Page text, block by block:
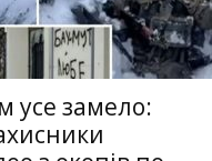
усе замело: